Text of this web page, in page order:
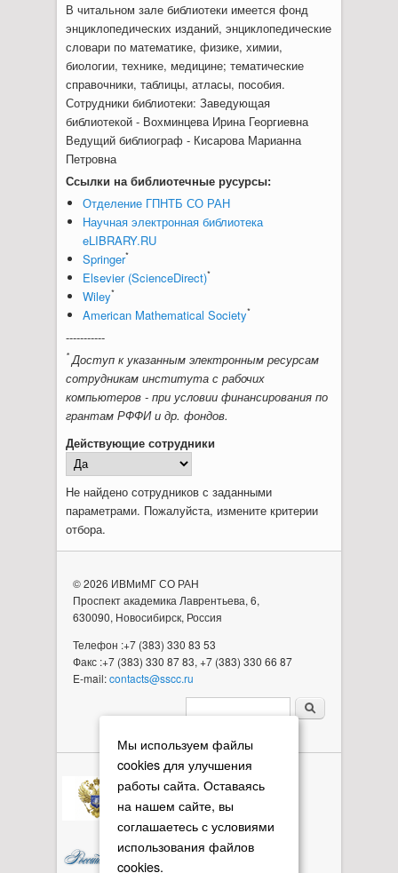
В читальном зале библиотеки имеется фонд
энциклопедических изданий, энциклопедические
словари по математике, физике, химии,
биологии, технике, медицине; тематические
справочники, таблицы, атласы, пособия.
Сотрудники библиотеки: Заведующая
библиотекой - Вохминцева Ирина Георгиевна
Ведущий библиограф - Кисарова Марианна
Петровна
Ссылки на библиотечные русурсы:
Отделение ГПНТБ СО РАН
Научная электронная библиотека
eLIBRARY.RU
Springer*
Elsevier (ScienceDirect)*
Wiley*
American Mathematical Society*
-----------
*Доступ к указанным электронным ресурсам
сотрудникам института с рабочих
компьютеров - при условии финансирования по
грантам РФФИ и др. фондов.
Действующие сотрудники
Не найдено сотрудников с заданными
параметрами. Пожалуйста, измените критерии
отбора.
Мы используем файлы
cookies для улучшения
работы сайта. Оставаясь
на нашем сайте, вы
соглашаетесь с условиями
использования файлов
cookies.
© 2026 ИВМиМГ СО РАН
Проспект академика Лаврентьева, 6,
630090, Новосибирск, Россия
Телефон :+7 (383) 330 83 53
Факс :+7 (383) 330 87 83, +7 (383) 330 66 87
E-mail:contacts@sscc.ru
Форма поиска